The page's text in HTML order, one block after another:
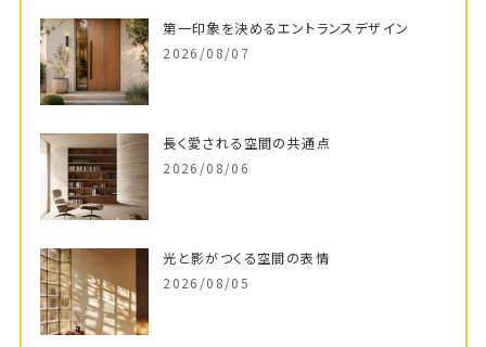
第一印象を決めるエントランスデザイン
2026/08/07
長く愛される空間の共通点
2026/08/06
光と影がつくる空間の表情
2026/08/05